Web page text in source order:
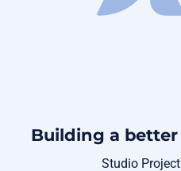
Building a
Studio Project